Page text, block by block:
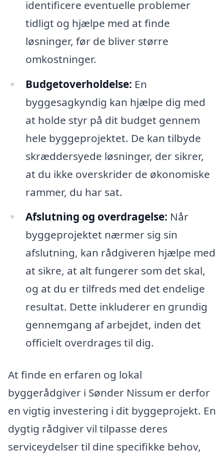
identificere eventuelle problemer
tidligt og hjælpe med at finde
løsninger, før de bliver større
omkostninger.
Budgetoverholdelse: En
byggesagkyndig kan hjælpe dig med
at holde styr på dit budget gennem
hele byggeprojektet. De kan tilbyde
skræddersyede løsninger, der sikrer,
at du ikke overskrider de økonomiske
rammer, du har sat.
Afslutning og overdragelse: Når
byggeprojektet nærmer sig sin
afslutning, kan rådgiveren hjælpe med
at sikre, at alt fungerer som det skal,
og at du er tilfreds med det endelige
resultat. Dette inkluderer en grundig
gennemgang af arbejdet, inden det
officielt overdrages til dig.
At finde en erfaren og lokal
byggerådgiver i Sønder Nissum er derfor
en vigtig investering i dit byggeprojekt. En
dygtig rådgiver vil tilpasse deres
serviceydelser til dine specifikke behov,